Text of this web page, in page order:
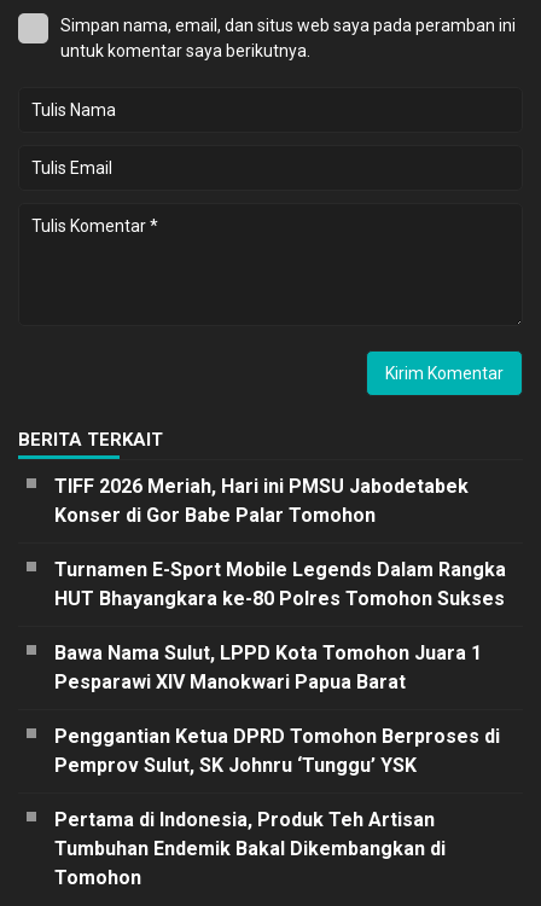
Simpan nama, email, dan situs web saya pada peramban ini
untuk komentar saya berikutnya.
BERITA TERKAIT
TIFF 2026 Meriah, Hari ini PMSU Jabodetabek
Konser di Gor Babe Palar Tomohon
Turnamen E-Sport Mobile Legends Dalam Rangka
HUT Bhayangkara ke-80 Polres Tomohon Sukses
Bawa Nama Sulut, LPPD Kota Tomohon Juara 1
Pesparawi XIV Manokwari Papua Barat
Penggantian Ketua DPRD Tomohon Berproses di
Pemprov Sulut, SK Johnru ‘Tunggu’ YSK
Pertama di Indonesia, Produk Teh Artisan
Tumbuhan Endemik Bakal Dikembangkan di
Tomohon